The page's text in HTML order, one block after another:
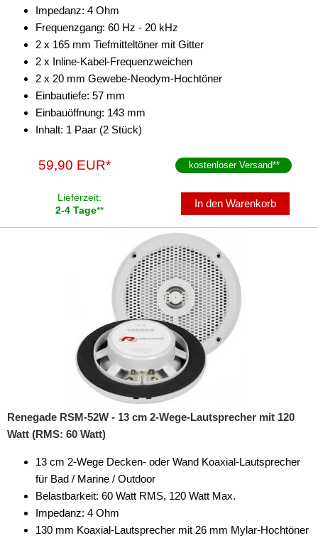
Impedanz: 4 Ohm
Frequenzgang: 60 Hz - 20 kHz
2 x 165 mm Tiefmitteltöner mit Gitter
2 x Inline-Kabel-Frequenzweichen
2 x 20 mm Gewebe-Neodym-Hochtöner
Einbautiefe: 57 mm
Einbauöffnung: 143 mm
Inhalt: 1 Paar (2 Stück)
59,90 EUR* kostenloser Versand**
Lieferzeit:
2-4 Tage**
In den Warenkorb
Renegade RSM-52W - 13 cm 2-Wege-Lautsprecher mit 120
Watt (RMS: 60 Watt)
13 cm 2-Wege Decken- oder Wand Koaxial-Lautsprecher
für Bad / Marine / Outdoor
Belastbarkeit: 60 Watt RMS, 120 Watt Max.
Impedanz: 4 Ohm
130 mm Koaxial-Lautsprecher mit 26 mm Mylar-Hochtöner